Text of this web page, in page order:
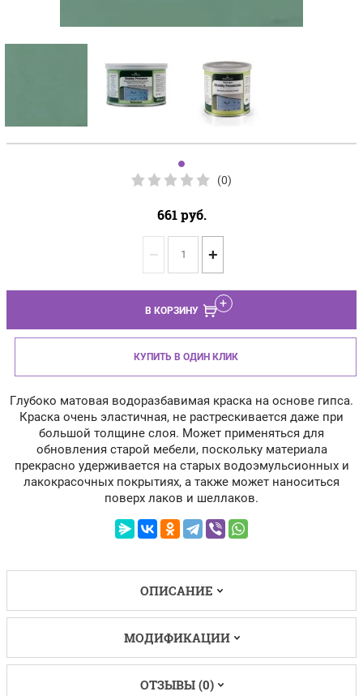
(0)
661руб.
− +
В КОРЗИНУ
КУПИТЬ В ОДИН КЛИК
Глубоко матовая водоразбавимая краска на основе гипса.
Краска очень эластичная, не растрескивается даже при
большой толщине слоя. Может применяться для
обновления старой мебели, поскольку материала
прекрасно удерживается на старых водоэмульсионных и
лакокрасочных покрытиях, а также может наноситься
поверх лаков и шеллаков.
ОПИСАНИЕ
МОДИФИКАЦИИ
ОТЗЫВЫ (0)